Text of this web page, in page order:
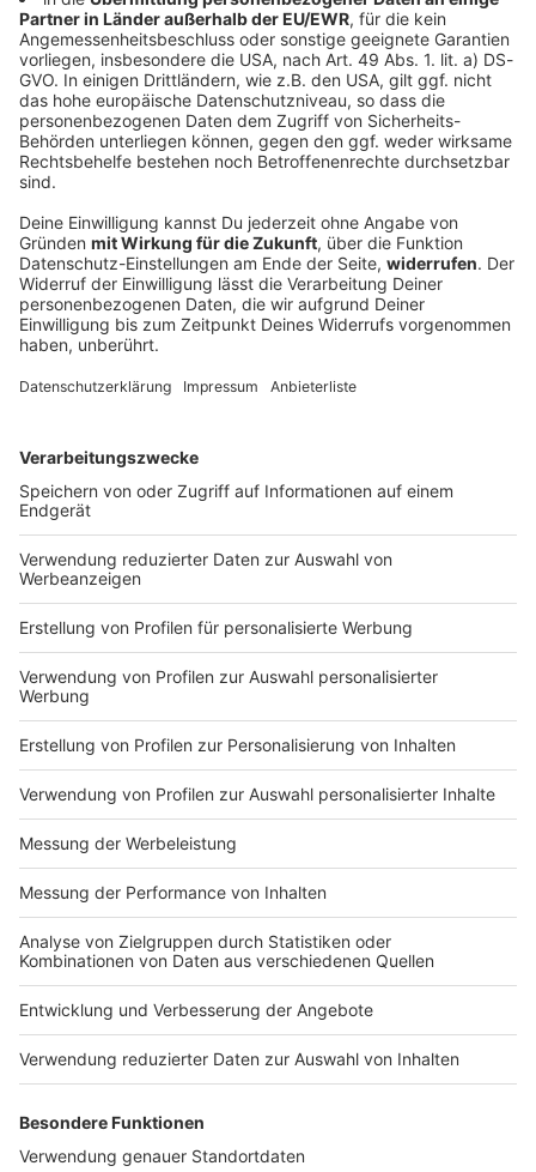
Baader Trading Charity Week: Beim Handeln
Geld anlegen und gleichzeitig Gutes tun? Das geht!
Bei der Baader Trading Charity Week spendet die
Baader Bank für jeden Trade, der über die
Handelsplattform gettex oder im OTC-Handel
Cent an die Stiftung ANTENNE BAYERN hilft. Vom 8.
Menschen in Bayern unterstützen. Alle Infos gibt's hier.
DEINE GEMERKTEN ARTIKEL
Du hast dir noch keine Artikel gemerkt
Markiere sie hierfür mit einem
Impressum
Nutzungsbedingungen
Jobs
Presse
Werben
Archiv
Kontakt
Studio-Hotline
Verkehrs-Hotline
Newsletter